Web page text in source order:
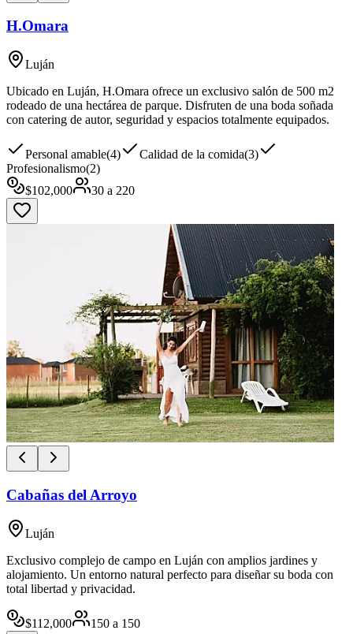
H.Omara
Luján
Ubicado en Luján, H.Omara ofrece un exclusivo salón de 500 m2
rodeado de una hectárea de parque. Disfruten de una boda soñada
con catering de autor, seguridad y espacios totalmente equipados.
Personal amable(4) Calidad de la comida(3)
Profesionalismo(2)
$102,000 30 a 220
Cabañas del Arroyo
Luján
Exclusivo complejo de campo en Luján con amplios jardines y
alojamiento. Un entorno natural perfecto para diseñar su boda con
total libertad y privacidad.
$112,000 150 a 150